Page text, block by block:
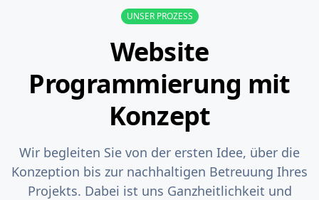
UNSER PROZESS
Website
Programmierung mit
Konzept
Wir begleiten Sie von der ersten Idee, über die
Konzeption bis zur nachhaltigen Betreuung Ihres
Projekts. Dabei ist uns Ganzheitlichkeit und